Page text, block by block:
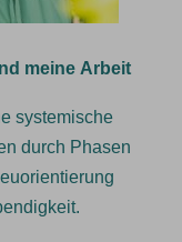
meine Arbeit
systemische
durch Phasen